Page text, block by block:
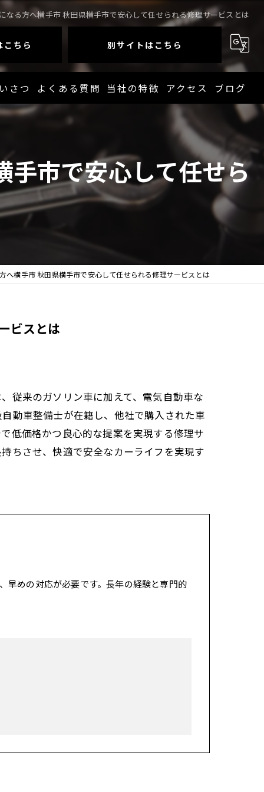
なる方へ横手市 秋田県横手市で安心して任せられる修理サービスとは
ちら 別サイトはこちら
さつ よくある質問 当社の特徴
ダイハツ
スズキ
アクセス ブログ
手市で安心して任せら
へ横手市 秋田県横手市で安心して任せられる修理サービスとは
ビスとは
従来のガソリン車に加えて、電気自動車な
動車整備士が在籍し、他社で購入された車
低価格かつ良心的な提案を実現する修理サ
ちさせ、快適で安全なカーライフを実現す
早めの対応が必要です。長年の経験と専門的